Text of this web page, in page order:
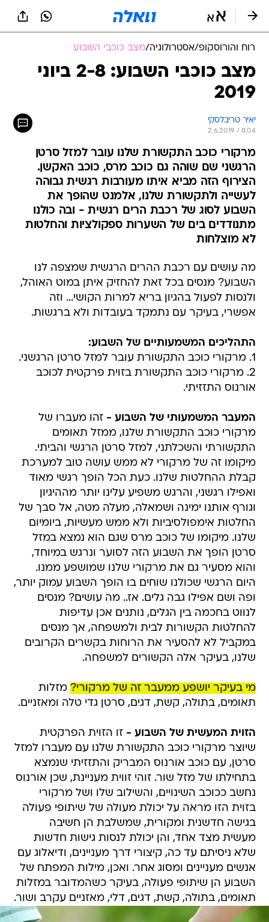
רוח והורוסקופ/אסטרולוגיה/מצב כוכבי השבוע
מצב כוכבי השבוע: 2-8 ביוני
2019
יאיר טריבלסקי
2.6.2019 / 8:04
מרקורי כוכב התקשורת שלנו עובר למזל סרטן
הרגשני שם שוהה גם כוכב מרס, כוכב האקשן.
הצירוף הזה מביא איתו מעורבות רגשית גבוהה
לעשייה ולתקשורת שלנו, אלמנט שהופך את
השבוע לסוג של רכבת הרים רגשית - ובה כולנו
מתנודדים בים של השערות ספקולציות והחלטות
לא מוצלחות
מה עושים עם רכבת ההרים הרגשית שמצפה לנו
השבוע? מנסים בכל זאת להחזיק איתן במוט האוהל,
ולנסות לפעול בהגיון בריא למרות הקושי... וזה
אפשרי, בעיקר עם נתמקד בעובדות ולא ברגשות.
התהליכים המשמעותיים של השבוע:
1. מרקורי כוכב התקשורת עובר למזל סרטן הרגשני.
2. מרקורי כוכב התקשורת בזוית פרקטית לכוכב
אורנוס התזזיתי.
המעבר המשמעותי של השבוע - זהו מעברו של
מרקורי כוכב התקשורת שלנו, ממזל תאומים
התקשורתי והשכלתני, למזל סרטן הרגשי והביתי.
מיקומו זה של מרקורי לא ממש עושה טוב למערכת
קבלת ההחלטות שלנו. כעת הכל הופך רגשי מאוד
ואפילו רגשני, והרגש משפיע עלינו יותר מההיגיון
וגורף אותנו ימינה ושמאלה, מעלה מטה, אל סבך של
החלטות אימפולסיביות ולא ממש מעשיות, ביומיום
שלנו. מיקומו של כוכב מרס שגם הוא נמצא במזל
סרטן הופך את השבוע הזה לסוער ונרגש במיוחד,
והוא מסעיר גם את מרקורי שלנו שמושפע ממנו.
היום הרגשי שכולנו שוחים בו הופך השבוע עמוק יותר,
ופה ושם אפילו גבה גלים. אז.. מה עושים? מנסים
לנווט בחכמה בין הגלים, נותנים אכן עדיפות
להחלטות הקשורות לבית ולמשפחה, אך מנסים
במקביל לא להסעיר את הרוחות בקשרים הקרובים
שלנו, בעיקר אלה הקשורים למשפחה.
מי בעיקר יושפע ממעבר זה של מרקורי? מזלות
תאומים, בתולה, קשת, דגים, סרטן גדי טלה ומאזניים.
הזוית המעשית של השבוע - זו הזוית הפרקטית
שיוצר מרקורי כוכב התקשורת שלנו עם מעברו למזל
סרטן, עם כוכב אורנוס המבריק והתזזיתי שנמצא
בתחילתו של מזל שור. זוהי זווית מעניינת, שכן אורנוס
נחשב ככוכב השינויים, והשילוב שלו ושל מרקורי
בזוית הזו מראה על יכולת מעולה של שיתופי פעולה
בגישה חדשנית ומקורית, שמשלבת הן חשיבה
מעשית מצד אחד, והן יכולת לנסות גישות חדשות
שלא ניסיתם עד כה, קיצורי דרך מעניינים, ודיאלוג עם
אנשים מעניינים ומסוג אחר. ואכן, מילות המפתח של
השבוע הן שיתופי פעולה, בעיקר כשהמדובר במזלות
תאומים, בתולה, קשת, דגים, דלי, מאזניים עקרב ושור.